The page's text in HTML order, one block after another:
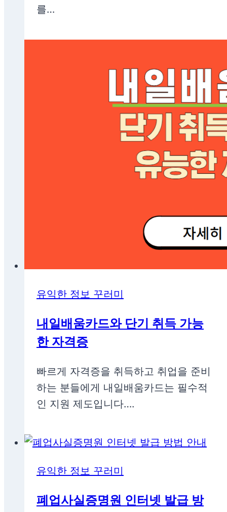
를…
유익한 정보 꾸러미
내일배움카드와 단기 취득 가능
한 자격증
빠르게 자격증을 취득하고 취업을 준비
하는 분들에게 내일배움카드는 필수적
인 지원 제도입니다….
유익한 정보 꾸러미
폐업사실증명원 인터넷 발급 방